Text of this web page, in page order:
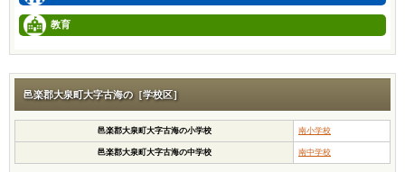
教育
邑楽郡大泉町大字古海の［学校区］
邑楽郡大泉町大字古海の小学校 南小学校
邑楽郡大泉町大字古海の中学校 南中学校